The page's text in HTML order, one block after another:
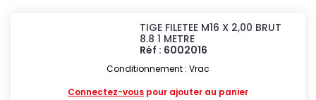
TIGE FILETEE M16 X 2,00 BRUT
8.8 1 METRE
Réf : 6002016
Conditionnement : Vrac
Connectez-vous pour ajouter au panier